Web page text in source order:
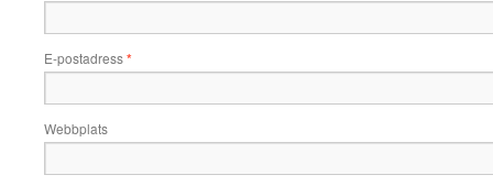
E-postadress*
Webbplats